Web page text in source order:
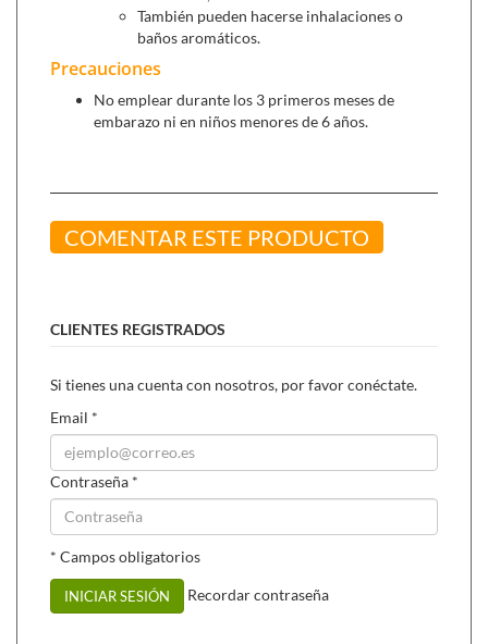
propóleo recomendado para la limpieza nasal, sinusitis
y rinitis alérgica.
También pueden hacerse inhalaciones o
baños aromáticos.
Precauciones
No emplear durante los 3 primeros meses de
embarazo ni en niños menores de 6 años.
COMENTAR ESTE PRODUCTO
CLIENTES REGISTRADOS
Si tienes una cuenta con nosotros, por favor conéctate.
Email *
Contraseña *
* Campos obligatorios
INICIAR SESIÓN Recordar contraseña